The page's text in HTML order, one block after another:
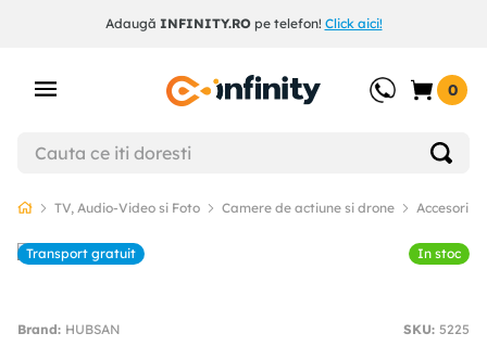
Adaugă INFINITY.ROpe telefon! Click aici!
0
TV, Audio-Video si Foto Camere de actiune si drone Accesorii
Transport gratuit In stoc
HUBSAN SKU: 5225